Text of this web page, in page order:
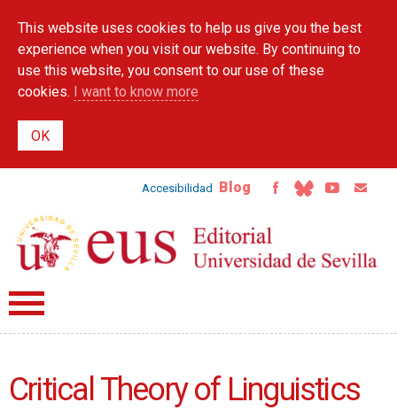
main
content
This website uses cookies to help us give you the best
experience when you visit our website. By continuing to
use this website, you consent to our use of these
cookies. I want to know more
Accesibilidad Blog
Critical Theory of Linguistics